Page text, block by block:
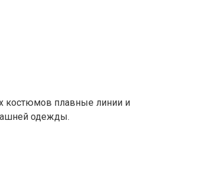
костюмов плавные линии и
одежды.